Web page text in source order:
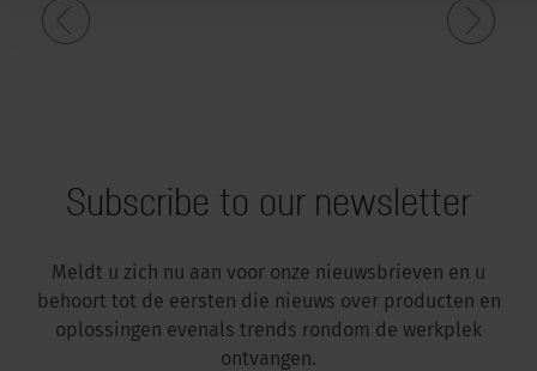
Subscribe to our newsletter
Meldt u zich nu aan voor onze nieuwsbrieven en u
behoort tot de eersten die nieuws over producten en
oplossingen evenals trends rondom de werkplek
ontvangen.